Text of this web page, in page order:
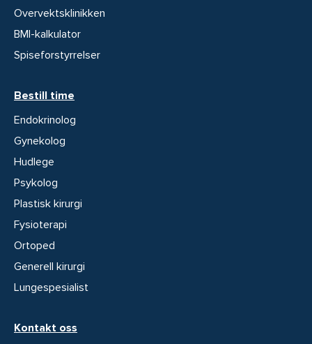
Overvektsklinikken
BMI-kalkulator
Spiseforstyrrelser
Bestill time
Endokrinolog
Gynekolog
Hudlege
Psykolog
Plastisk kirurgi
Fysioterapi
Ortoped
Generell kirurgi
Lungespesialist
Kontakt oss